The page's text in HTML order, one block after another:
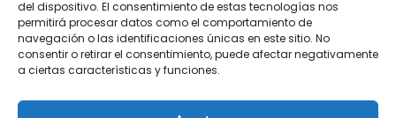
del dispositivo. El consentimiento de estas tecnologías nos
permitirá procesar datos como el comportamiento de
navegación o las identificaciones únicas en este sitio. No
consentir o retirar el consentimiento, puede afectar negativamente
a ciertas características y funciones.
Seleccionar opciones